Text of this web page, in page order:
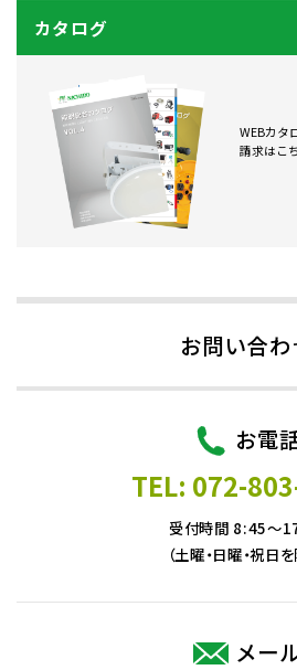
カタログ
WEBカタ
請求はこ
お問い合
お電
TEL: 072-
受付時間 8:45～
（土曜・日曜・祝日を
メー